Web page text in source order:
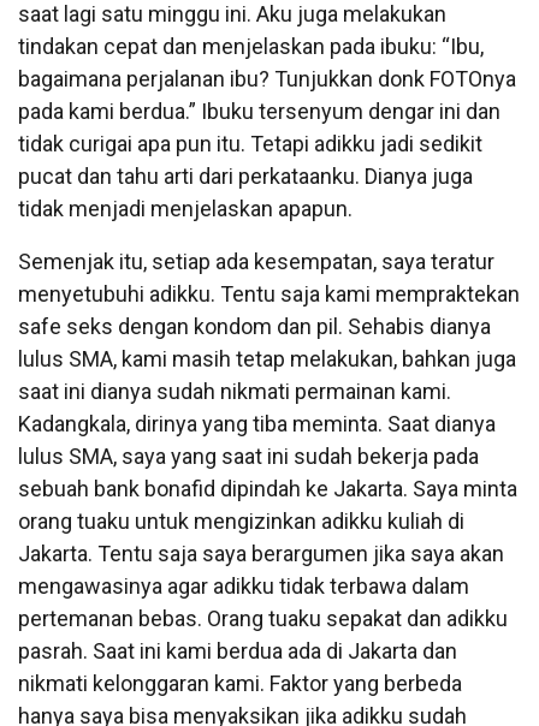
saat lagi satu minggu ini. Aku juga melakukan
tindakan cepat dan menjelaskan pada ibuku: “Ibu,
bagaimana perjalanan ibu? Tunjukkan donk FOTOnya
pada kami berdua.” Ibuku tersenyum dengar ini dan
tidak curigai apa pun itu. Tetapi adikku jadi sedikit
pucat dan tahu arti dari perkataanku. Dianya juga
tidak menjadi menjelaskan apapun.
Semenjak itu, setiap ada kesempatan, saya teratur
menyetubuhi adikku. Tentu saja kami mempraktekan
safe seks dengan kondom dan pil. Sehabis dianya
lulus SMA, kami masih tetap melakukan, bahkan juga
saat ini dianya sudah nikmati permainan kami.
Kadangkala, dirinya yang tiba meminta. Saat dianya
lulus SMA, saya yang saat ini sudah bekerja pada
sebuah bank bonafid dipindah ke Jakarta. Saya minta
orang tuaku untuk mengizinkan adikku kuliah di
Jakarta. Tentu saja saya berargumen jika saya akan
mengawasinya agar adikku tidak terbawa dalam
pertemanan bebas. Orang tuaku sepakat dan adikku
pasrah. Saat ini kami berdua ada di Jakarta dan
nikmati kelonggaran kami. Faktor yang berbeda
hanya saya bisa menyaksikan jika adikku sudah